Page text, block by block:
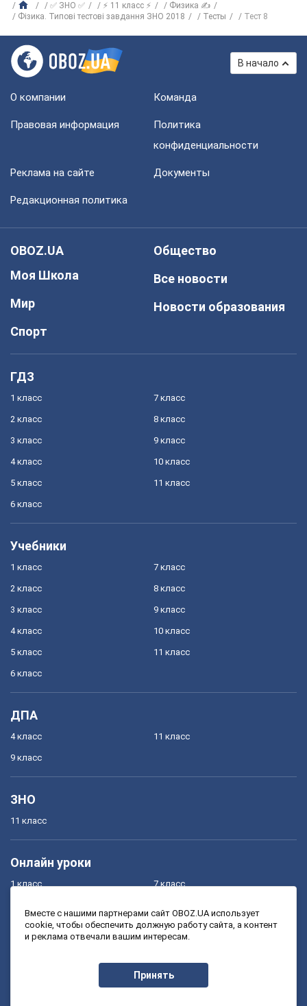
✅ ЗНО ✅ ⚡ 11 класс ⚡
Физика ✍
Фізика. Типові тестові завдання ЗНО 2018
Тесты Тест 8
В начало
О компании Команда
Правовая информация
Политика
конфиденциальности
Реклама на сайте Документы
Редакционная политика
OBOZ.UA
Моя Школа
Мир
Спорт
Общество
Все новости
Новости образования
ГДЗ
1 класс
2 класс
3 класс
4 класс
5 класс
6 класс
7 класс
8 класс
9 класс
10 класс
11 класс
Учебники
1 класс
2 класс
3 класс
4 класс
5 класс
6 класс
7 класс
8 класс
9 класс
10 класс
11 класс
ДПА
4 класс
9 класс
11 класс
ЗНО
11 класс
Онлайн уроки
1 класс
3 класс
7 класс
9 класс
Вместе с нашими партнерами сайт OBOZ.UA использует
cookie, чтобы обеспечить должную работу сайта, а контент
и реклама отвечали вашим интересам.
Принять